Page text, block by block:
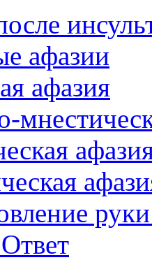
афазии
афазия